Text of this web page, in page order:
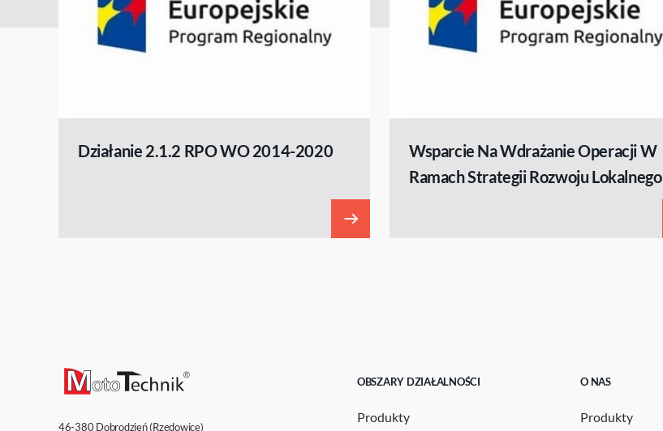
Działanie 2.1.2 RPO WO 2014-2020
Wsparcie Na Wdrażanie Operacji W
Ramach Strategii Rozwoju Lokalnego
46-380Dobrodzień (Rzędowice)
OBSZARY DZIAŁALNOŚCI
Produkty
O NAS
Produkty